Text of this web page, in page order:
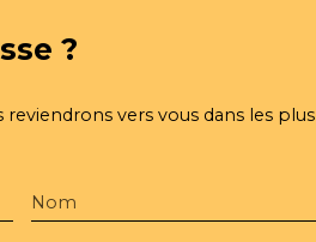
?
vers vous dans les plus
Nom